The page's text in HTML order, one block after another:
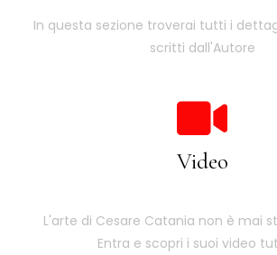
In questa sezione troverai tutti i
scritti dall'Autore
Video
L'arte di Cesare Catania non è mai
Entra e scopri i suoi video